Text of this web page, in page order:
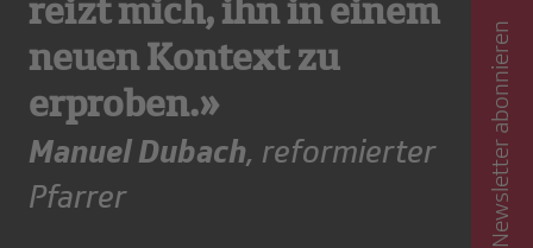
reizt mich, ihn in einem
neuen Kontext zu
erproben.»
Manuel Dubach, reformierter
Pfarrer
Newsletter abonnieren